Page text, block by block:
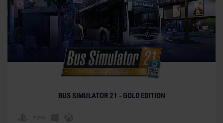
BUS SIMULATOR 21 - GOLD EDITION